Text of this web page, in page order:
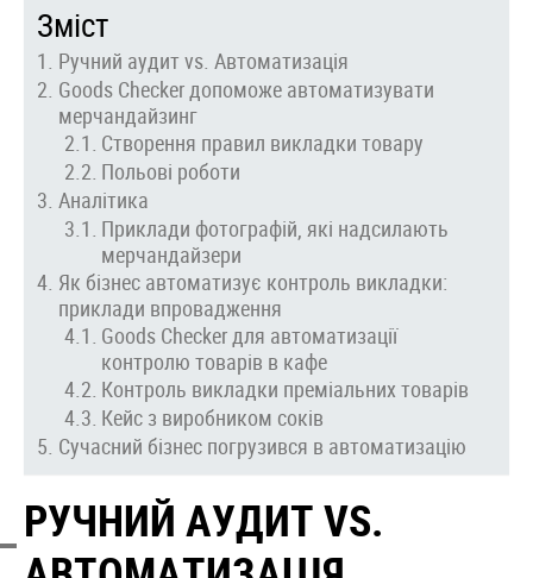
Зміст
Ручний аудит vs. Автоматизація
Goods Checker допоможе автоматизувати
мерчандайзинг
Створення правил викладки товару
Польові роботи
Аналітика
Приклади фотографій, які надсилають
мерчандайзери
Як бізнес автоматизує контроль викладки:
приклади впровадження
Goods Checker для автоматизації
контролю товарів в кафе
Контроль викладки преміальних товарів
Кейс з виробником соків
Сучасний бізнес погрузився в автоматизацію
РУЧНИЙ АУДИТ VS.